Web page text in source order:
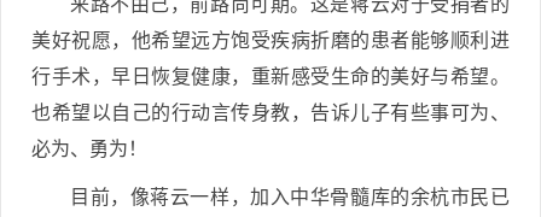
来路不由己，前路尚可期。这是蒋云对于受捐者的
美好祝愿，他希望远方饱受疾病折磨的患者能够顺利进
行手术，早日恢复健康，重新感受生命的美好与希望。
也希望以自己的行动言传身教，告诉儿子有些事可为、
必为、勇为！
目前，像蒋云一样，加入中华骨髓库的余杭市民已